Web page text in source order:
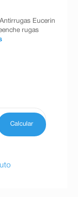
Eucerin
rugas